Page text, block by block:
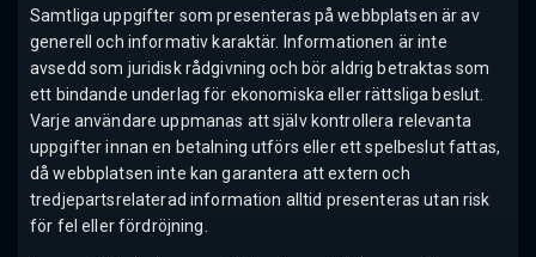
Samtliga uppgifter som presenteras på webbplatsen är av
generell och informativ karaktär. Informationen är inte
avsedd som juridisk rådgivning och bör aldrig betraktas som
ett bindande underlag för ekonomiska eller rättsliga beslut.
Varje användare uppmanas att själv kontrollera relevanta
uppgifter innan en betalning utförs eller ett spelbeslut fattas,
då webbplatsen inte kan garantera att extern och
tredjepartsrelaterad information alltid presenteras utan risk
för fel eller fördröjning.